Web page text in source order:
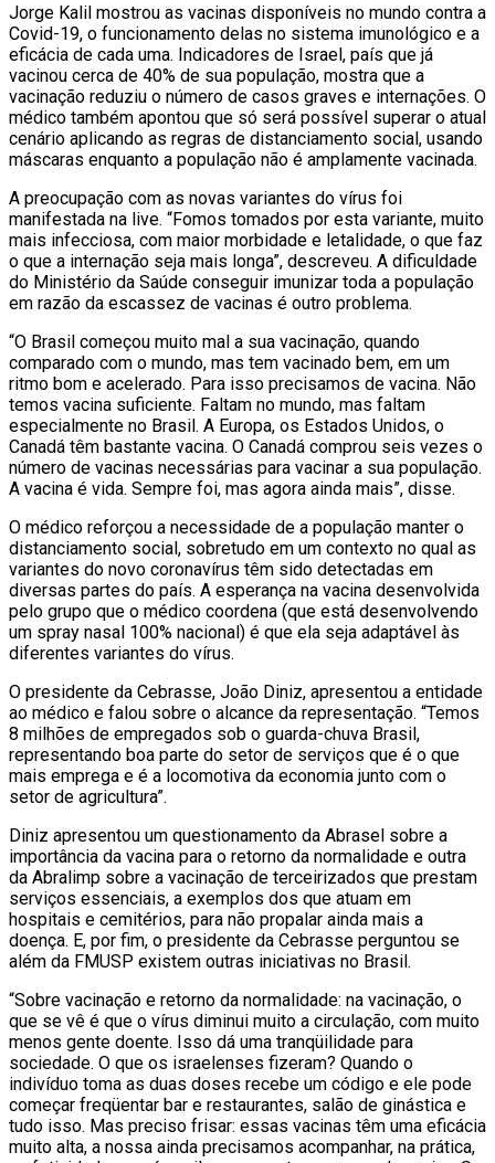
Jorge Kalil mostrou as vacinas disponíveis no mundo contra a
Covid-19, o funcionamento delas no sistema imunológico e a
eficácia de cada uma. Indicadores de Israel, país que já
vacinou cerca de 40% de sua população, mostra que a
vacinação reduziu o número de casos graves e internações. O
médico também apontou que só será possível superar o atual
cenário aplicando as regras de distanciamento social, usando
máscaras enquanto a população não é amplamente vacinada.
A preocupação com as novas variantes do vírus foi
manifestada na live. “Fomos tomados por esta variante, muito
mais infecciosa, com maior morbidade e letalidade, o que faz
o que a internação seja mais longa”, descreveu. A dificuldade
do Ministério da Saúde conseguir imunizar toda a população
em razão da escassez de vacinas é outro problema.
“O Brasil começou muito mal a sua vacinação, quando
comparado com o mundo, mas tem vacinado bem, em um
ritmo bom e acelerado. Para isso precisamos de vacina. Não
temos vacina suficiente. Faltam no mundo, mas faltam
especialmente no Brasil. A Europa, os Estados Unidos, o
Canadá têm bastante vacina. O Canadá comprou seis vezes o
número de vacinas necessárias para vacinar a sua população.
A vacina é vida. Sempre foi, mas agora ainda mais”, disse.
O médico reforçou a necessidade de a população manter o
distanciamento social, sobretudo em um contexto no qual as
variantes do novo coronavírus têm sido detectadas em
diversas partes do país. A esperança na vacina desenvolvida
pelo grupo que o médico coordena (que está desenvolvendo
um spray nasal 100% nacional) é que ela seja adaptável às
diferentes variantes do vírus.
O presidente da Cebrasse, João Diniz, apresentou a entidade
ao médico e falou sobre o alcance da representação. “Temos
8 milhões de empregados sob o guarda-chuva Brasil,
representando boa parte do setor de serviços que é o que
mais emprega e é a locomotiva da economia junto com o
setor de agricultura”.
Diniz apresentou um questionamento da Abrasel sobre a
importância da vacina para o retorno da normalidade e outra
da Abralimp sobre a vacinação de terceirizados que prestam
serviços essenciais, a exemplos dos que atuam em
hospitais e cemitérios, para não propalar ainda mais a
doença. E, por fim, o presidente da Cebrasse perguntou se
além da FMUSP existem outras iniciativas no Brasil.
“Sobre vacinação e retorno da normalidade: na vacinação, o
que se vê é que o vírus diminui muito a circulação, com muito
menos gente doente. Isso dá uma tranqüilidade para
sociedade. O que os israelenses fizeram? Quando o
indivíduo toma as duas doses recebe um código e ele pode
começar freqüentar bar e restaurantes, salão de ginástica e
tudo isso. Mas preciso frisar: essas vacinas têm uma eficácia
muito alta, a nossa ainda precisamos acompanhar, na prática,